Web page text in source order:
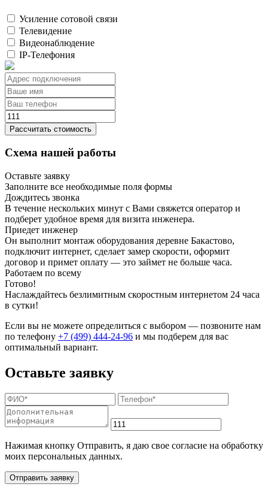
Усиление сотовой связи
Телевидение
Видеонаблюдение
IP-Телефония
Рассчитать стоимость
Схема нашей работы
Оставьте заявку
Заполните все необходимые поля формы
Дождитесь звонка
В течение нескольких минут с Вами свяжется оператор и
подберет удобное время для визита инженера.
Приедет инженер
Он выполнит монтаж оборудования деревне Бакастово,
подключит интернет, сделает замер скорости, оформит
договор и примет оплату — это займет не больше часа.
Работаем по всему
Готово!
Наслаждайтесь безлимитным скоростным интернетом 24 часа
в сутки!
Если вы не можете определиться с выбором — позвоните нам
по телефону +7 (499) 444-24-96 и мы подберем для вас
оптимальный вариант.
Оставьте заявку
Нажимая кнопку Отправить, я даю свое согласие на обработку
моих персональных данных.
Отправить заявку